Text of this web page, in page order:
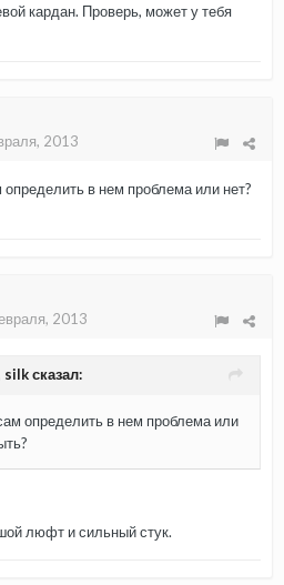
кардан. Проверь, может у тебя
2013
в нем проблема или нет?
2013
сказал:
определить в нем проблема или
люфт и сильный стук.